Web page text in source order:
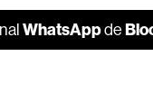
WhatsAppde